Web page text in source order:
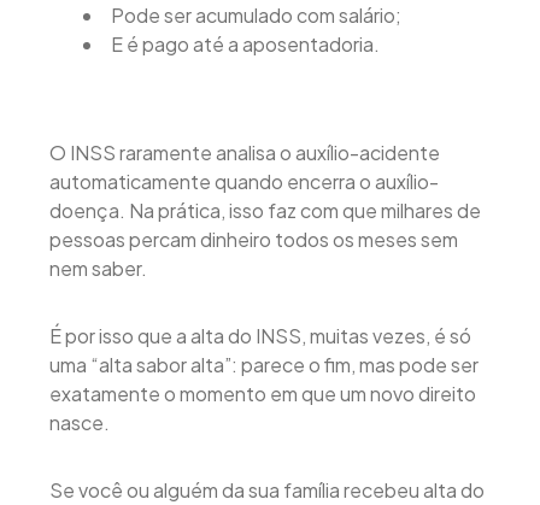
Pode ser acumulado com salário;
E é pago até a aposentadoria.
O INSS raramente analisa o auxílio-acidente
automaticamente quando encerra o auxílio-
doença. Na prática, isso faz com que milhares de
pessoas percam dinheiro todos os meses sem
nem saber.
É por isso que a alta do INSS, muitas vezes, é só
uma “alta sabor alta”: parece o fim, mas pode ser
exatamente o momento em que um novo direito
nasce.
Se você ou alguém da sua família recebeu alta do